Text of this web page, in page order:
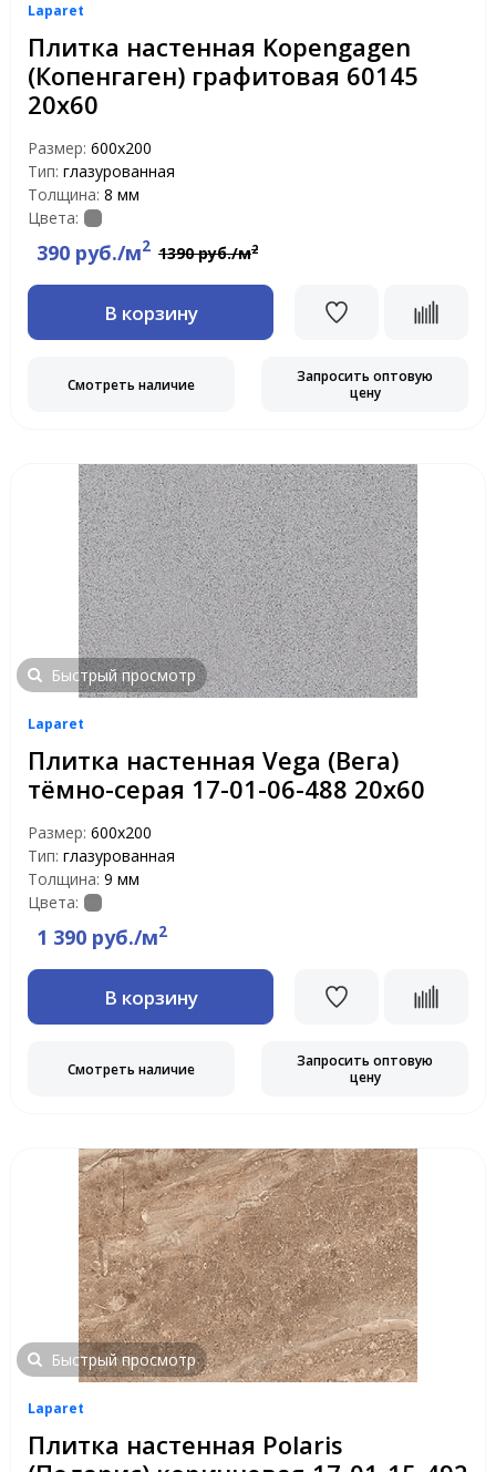
Laparet
Плитка настенная Kopengagen
(Копенгаген) графитовая 60145
20х60
Размер: 600х200
Тип: глазурованная
Толщина: 8 мм
Цвета:
390 руб./м2 1390 руб./м2
В корзину
Смотреть наличие
Запросить оптовую
цену
Быстрый просмотр
Laparet
Плитка настенная Vega (Вега)
тёмно-серая 17-01-06-488 20х60
Размер: 600х200
Тип: глазурованная
Толщина: 9 мм
Цвета:
1 390 руб./м2
В корзину
Смотреть наличие
Запросить оптовую
цену
Быстрый просмотр
Laparet
Плитка настенная Polaris